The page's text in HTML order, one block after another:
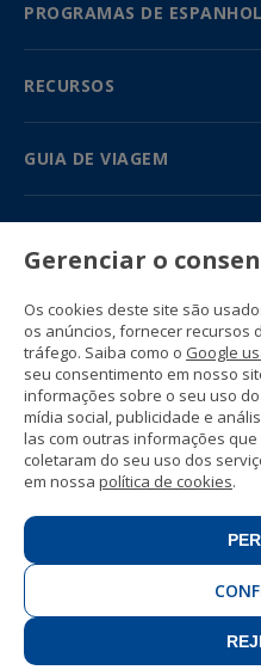
PROGRAMAS DE
RECURSOS
GUIA DE VIAGEM
Preços e catálogos
(+34) 91 594 37 76
Gustavo Fernández Balbuena,
28002 Madrid, Spain
Sitemap
Condições gerais
Política de privacidade
Política de Cookies da
(CIF B-79946729) Todos os
reservados.
Gerenciar o
Os cookies deste site são
os anúncios, fornecer recursos
tráfego. Saiba como o Google
seu consentimento em nosso
informações sobre o seu uso
mídia social, publicidade e
las com outras informações
coletaram do seu uso dos
em nossa política de cookies.